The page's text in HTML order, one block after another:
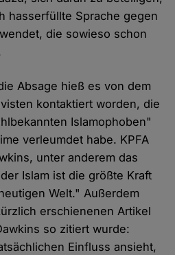
hasserfüllte Sprache gegen
die sowieso schon
Absage hieß es von dem
kontaktiert worden, die
Islamophoben"
verleumdet habe. KPFA
unter anderem das
Islam ist die größte Kraft
Welt." Außerdem
erschienenen Artikel
so zitiert wurde:
Einfluss ansieht,